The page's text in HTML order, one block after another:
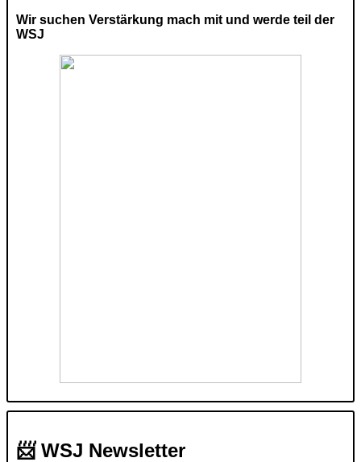
Wir suchen Verstärkung mach mit und werde teil der
WSJ
📨 WSJ Newsletter